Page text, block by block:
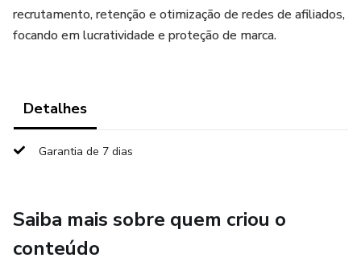
recrutamento, retenção e otimização de redes de afiliados,
focando em lucratividade e proteção de marca.
Detalhes
Garantia de 7 dias
Saiba mais sobre quem criou o
conteúdo